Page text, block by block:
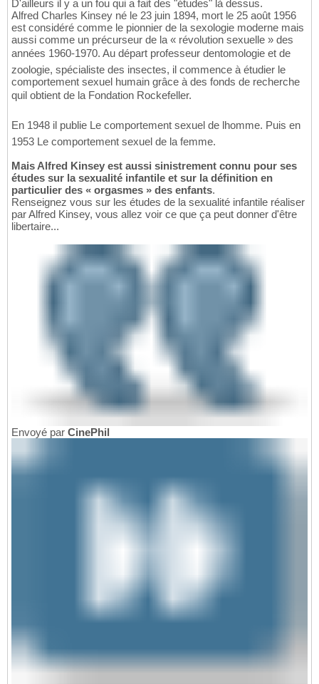
D'ailleurs il y a un fou qui a fait des "études" là dessus.
Alfred Charles Kinsey né le 23 juin 1894, mort le 25 août 1956
est considéré comme le pionnier de la sexologie moderne mais
aussi comme un précurseur de la « révolution sexuelle » des
années 1960-1970. Au départ professeur dentomologie et de
zoologie, spécialiste des insectes, il commence à étudier le
comportement sexuel humain grâce à des fonds de recherche
quil obtient de la Fondation Rockefeller.
En 1948 il publie Le comportement sexuel de lhomme. Puis en
1953 Le comportement sexuel de la femme.
Mais Alfred Kinsey est aussi sinistrement connu pour ses
études sur la sexualité infantile et sur la définition en
particulier des « orgasmes » des enfants.
Renseignez vous sur les études de la sexualité infantile réaliser
par Alfred Kinsey, vous allez voir ce que ça peut donner d'être
libertaire...
Envoyé par CinePhil